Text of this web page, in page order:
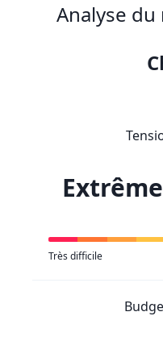
Analyse
Très difficile